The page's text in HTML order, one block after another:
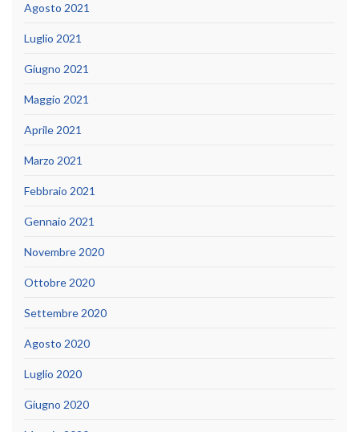
Agosto 2021
Luglio 2021
Giugno 2021
Maggio 2021
Aprile 2021
Marzo 2021
Febbraio 2021
Gennaio 2021
Novembre 2020
Ottobre 2020
Settembre 2020
Agosto 2020
Luglio 2020
Giugno 2020